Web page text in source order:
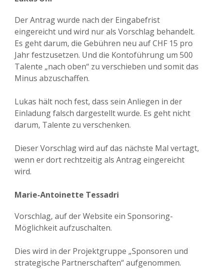
Der Antrag wurde nach der Eingabefrist
eingereicht und wird nur als Vorschlag behandelt.
Es geht darum, die Gebühren neu auf CHF 15 pro
Jahr festzusetzen. Und die Kontoführung um 500
Talente „nach oben“ zu verschieben und somit das
Minus abzuschaffen.
Lukas hält noch fest, dass sein Anliegen in der
Einladung falsch dargestellt wurde. Es geht nicht
darum, Talente zu verschenken.
Dieser Vorschlag wird auf das nächste Mal vertagt,
wenn er dort rechtzeitig als Antrag eingereicht
wird.
Marie-Antoinette Tessadri
Vorschlag, auf der Website ein Sponsoring-
Möglichkeit aufzuschalten.
Dies wird in der Projektgruppe „Sponsoren und
strategische Partnerschaften“ aufgenommen.